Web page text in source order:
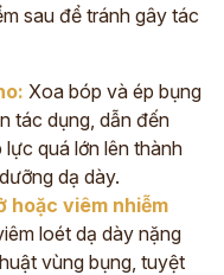
sau để tránh gây tác
Xoa bóp và ép bụng
tác dụng, dẫn đến
quá lớn lên thành
dạ dày.
hoặc viêm nhiễm
loét dạ dày nặng
vùng bụng, tuyệt